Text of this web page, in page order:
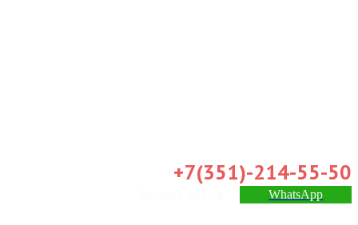
+7(351)-214-55-50
WhatsApp